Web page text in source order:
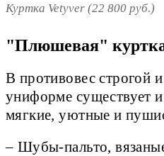
Куртка Vetyver (22 800 руб.)
"Плюшевая"
В противовес строгой
униформе существует
мягкие, уютные и
– Шубы-пальто,